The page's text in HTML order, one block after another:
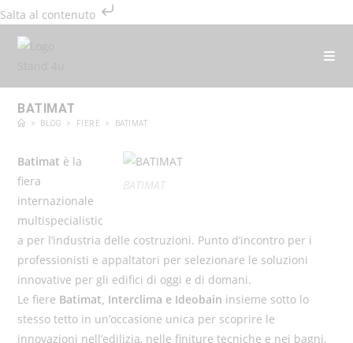
Salta al contenuto
BATIMAT
> BLOG > FIERE > BATIMAT
BATIMAT
Batimat è la
fiera
internazionale
multispecialistic
a per l’industria delle costruzioni. Punto d’incontro per i
professionisti e appaltatori per selezionare le soluzioni
innovative per gli edifici di oggi e di domani.
Le fiere Batimat, Interclima e Ideobain insieme sotto lo
stesso tetto in un’occasione unica per scoprire le
innovazioni nell’edilizia, nelle finiture tecniche e nei bagni,